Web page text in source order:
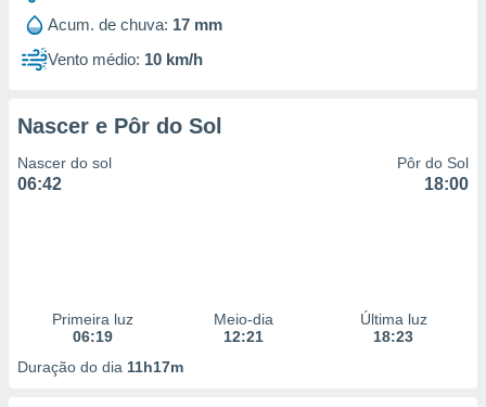
Acum. de chuva: 17 mm
Vento médio: 10 km/h
Nascer e Pôr do Sol
Nascer do sol
06:42
Pôr do Sol
18:00
Primeira luz
06:19
Meio-dia
12:21
Última luz
18:23
Duração do dia 11h17m